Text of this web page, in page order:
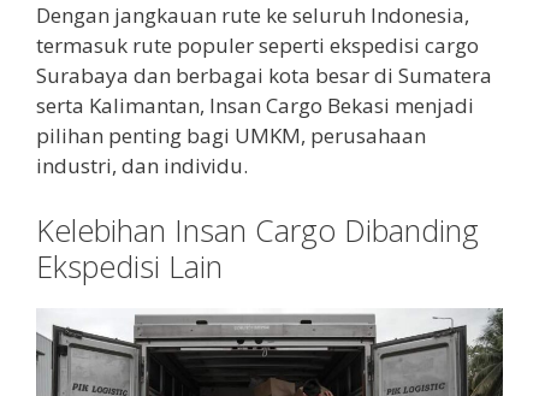
Dengan jangkauan rute ke seluruh Indonesia,
termasuk rute populer seperti ekspedisi cargo
Surabaya dan berbagai kota besar di Sumatera
serta Kalimantan, Insan Cargo Bekasi menjadi
pilihan penting bagi UMKM, perusahaan
industri, dan individu.
Kelebihan Insan Cargo Dibanding
Ekspedisi Lain